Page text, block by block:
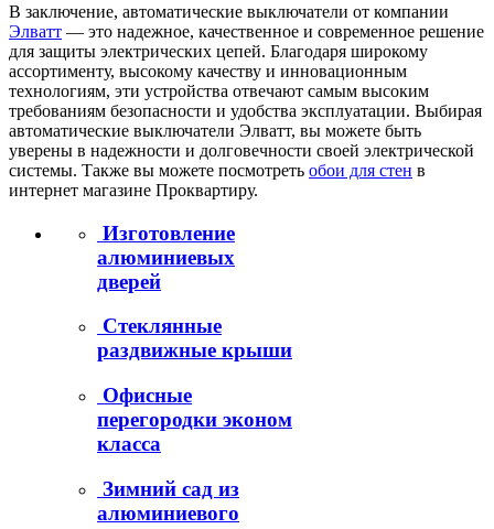
В заключение, автоматические выключатели от компании
Элватт — это надежное, качественное и современное решение
для защиты электрических цепей. Благодаря широкому
ассортименту, высокому качеству и инновационным
технологиям, эти устройства отвечают самым высоким
требованиям безопасности и удобства эксплуатации. Выбирая
автоматические выключатели Элватт, вы можете быть
уверены в надежности и долговечности своей электрической
системы. Также вы можете посмотреть обои для стен в
интернет магазине Проквартиру.
Изготовление
алюминиевых
дверей
Стеклянные
раздвижные крыши
Офисные
перегородки эконом
класса
Зимний сад из
алюминиевого